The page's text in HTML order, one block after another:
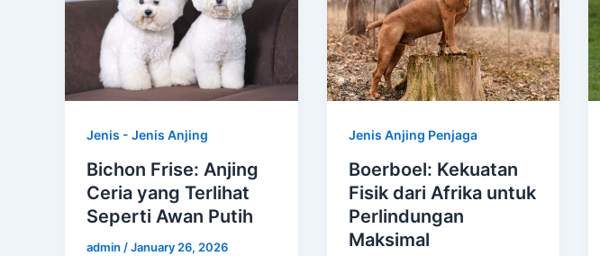
Jenis - Jenis Anjing
Bichon Frise: Anjing
Ceria yang Terlihat
Seperti Awan Putih
admin /January 26, 2026
Jenis Anjing Penjaga
Boerboel: Kekuatan
Fisik dari Afrika untuk
Perlindungan
Maksimal